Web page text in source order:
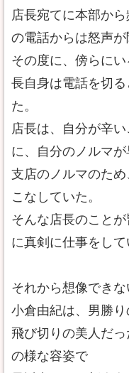
店長宛てに本部か
の電話からは怒声が
その度に、傍らに
長自身は電話を切
た。
店長は、自分が辛
に、自分のノルマ
支店のノルマのた
こなしていた。
そんな店長のこと
に真剣に仕事をして
それから想像できな
小倉由紀は、男勝
飛び切りの美人だ
の様な容姿で